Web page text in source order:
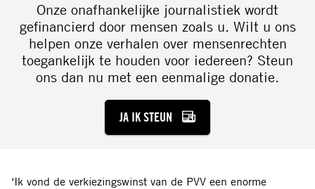
Onze onafhankelijke journalistiek wordt
gefinancierd door mensen zoals u. Wilt u ons
helpen onze verhalen over mensenrechten
toegankelijk te houden voor iedereen? Steun
ons dan nu met een eenmalige donatie.
JA IK STEUN
‘Ik vond de verkiezingswinst van de PVV een enorme